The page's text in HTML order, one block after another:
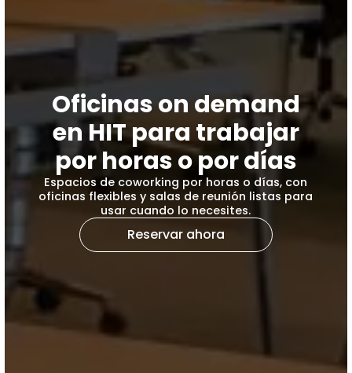
Oficinas on demand
en HIT para trabajar
por horas o por días
Espacios de coworking por horas o días, con
oficinas flexibles y salas de reunión listas para
usar cuando lo necesites.
Reservar ahora